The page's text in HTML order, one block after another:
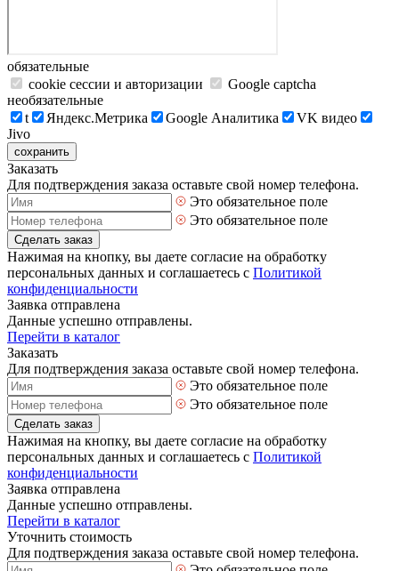
обязательные
cookie сессии и авторизации
Google captcha
необязательные
t
Яндекс.Метрика Google Аналитика
VK видео
Jivo
сохранить
Заказать
Для подтверждения заказа оставьте свой номер телефона.
Это обязательное поле
Это обязательное поле
Сделать заказ
Нажимая на кнопку, вы даете согласие на обработку
персональных данных и соглашаетесь с Политикой
конфиденциальности
Заявка отправлена
Данные успешно отправлены.
Перейти в каталог
Заказать
Для подтверждения заказа оставьте свой номер телефона.
Это обязательное поле
Это обязательное поле
Сделать заказ
Нажимая на кнопку, вы даете согласие на обработку
персональных данных и соглашаетесь с Политикой
конфиденциальности
Заявка отправлена
Данные успешно отправлены.
Перейти в каталог
Уточнить стоимость
Для подтверждения заказа оставьте свой номер телефона.